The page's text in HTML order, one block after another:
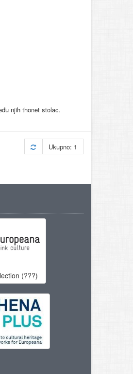
njih thonet stolac.
Ukupno: 1
(???)